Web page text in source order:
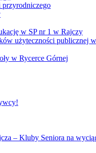
w SP nr 1 w Rajczy
użyteczności publicznej
w Rycerce Górnej
– Kluby Seniora na